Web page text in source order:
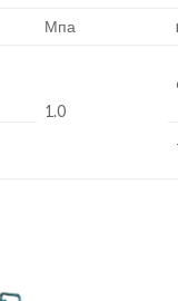
Мпа
1.0